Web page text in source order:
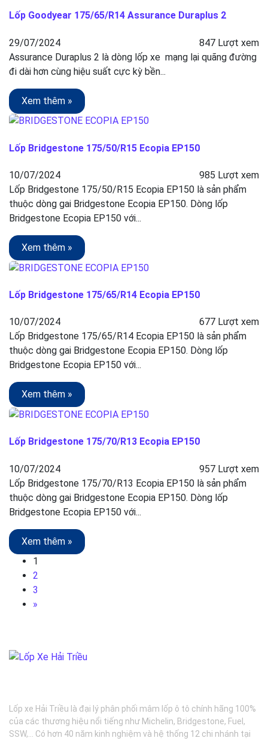
Lốp Goodyear 175/65/R14 Assurance Duraplus 2
29/07/2024
847 Lượt xem
Assurance Duraplus 2 là dòng lốp xe mạng lại quãng đường
đi dài hơn cùng hiệu suất cực kỳ bền...
Xem thêm »
Lốp Bridgestone 175/50/R15 Ecopia EP150
10/07/2024
985 Lượt xem
Lốp Bridgestone 175/50/R15 Ecopia EP150 là sản phẩm
thuộc dòng gai Bridgestone Ecopia EP150. Dòng lốp
Bridgestone Ecopia EP150 với...
Xem thêm »
Lốp Bridgestone 175/65/R14 Ecopia EP150
10/07/2024
677 Lượt xem
Lốp Bridgestone 175/65/R14 Ecopia EP150 là sản phẩm
thuộc dòng gai Bridgestone Ecopia EP150. Dòng lốp
Bridgestone Ecopia EP150 với...
Xem thêm »
Lốp Bridgestone 175/70/R13 Ecopia EP150
10/07/2024
957 Lượt xem
Lốp Bridgestone 175/70/R13 Ecopia EP150 là sản phẩm
thuộc dòng gai Bridgestone Ecopia EP150. Dòng lốp
Bridgestone Ecopia EP150 với...
Xem thêm »
1
2
3
»
Lốp xe Hải Triều là đại lý phân phối mâm lốp ô tô chính hãng 100%
của các thương hiệu nổi tiếng như Michelin, Bridgestone, Fuel,
SSW,... Có hơn 40 năm kinh nghiệm và hệ thống 12 chi nhánh tại